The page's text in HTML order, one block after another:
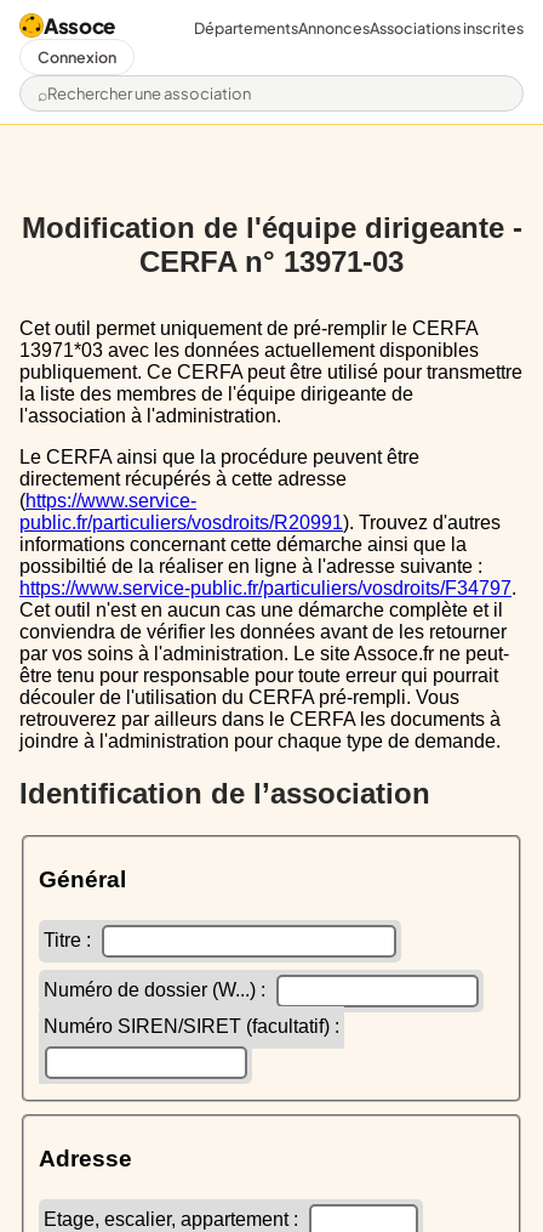
Assoce
Rechercher une association
DépartementsAnnoncesAssociations inscrites
Connexion
Modification de l'équipe dirigeante -
CERFA n° 13971-03
Cet outil permet uniquement de pré-remplir le CERFA
13971*03 avec les données actuellement disponibles
publiquement. Ce CERFA peut être utilisé pour transmettre
la liste des membres de l'équipe dirigeante de
l'association à l'administration.
Le CERFA ainsi que la procédure peuvent être
directement récupérés à cette adresse
(https://www.service-
public.fr/particuliers/vosdroits/R20991). Trouvez d'autres
informations concernant cette démarche ainsi que la
possibiltié de la réaliser en ligne à l'adresse suivante :
https://www.service-public.fr/particuliers/vosdroits/F34797.
Cet outil n'est en aucun cas une démarche complète et il
conviendra de vérifier les données avant de les retourner
par vos soins à l'administration. Le site Assoce.fr ne peut-
être tenu pour responsable pour toute erreur qui pourrait
découler de l'utilisation du CERFA pré-rempli. Vous
retrouverez par ailleurs dans le CERFA les documents à
joindre à l'administration pour chaque type de demande.
Identification de l’association
Général
Titre :
Numéro de dossier (W...) :
Numéro SIREN/SIRET (facultatif) :
Adresse
Etage, escalier, appartement :